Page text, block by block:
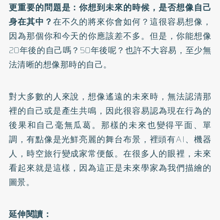
更重要的問題是：你想到未來的時候，是否想像自己
身在其中？在不久的將來你會如何？這很容易想像，
因為那個你和今天的你應該差不多。但是，你能想像
20年後的自己嗎？50年後呢？也許不大容易，至少無
法清晰的想像那時的自己。
對大多數的人來說，想像遙遠的未來時，無法認清那
裡的自己或是產生共鳴，因此很容易認為現在行為的
後果和自己毫無瓜葛。那樣的未來也變得平面、單
調，有點像是光鮮亮麗的舞台布景，裡頭有AI、機器
人，時空旅行變成家常便飯。在很多人的眼裡，未來
看起來就是這樣，因為這正是未來學家為我們描繪的
圖景。
延伸閱讀：